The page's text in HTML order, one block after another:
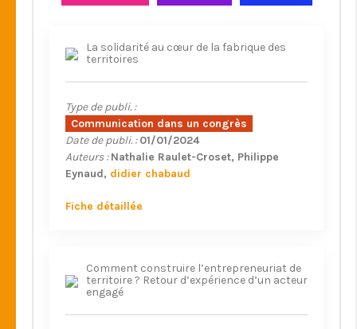
La solidarité au cœur de la fabrique des
territoires
Type de publi. :
Communication dans un congrès
Date de publi. : 01/01/2024
Auteurs : Nathalie Raulet-Croset Philippe
Eynaud didier chabaud
Fiche détaillée
Comment construire l’entrepreneuriat de
territoire ? Retour d’expérience d’un acteur
engagé